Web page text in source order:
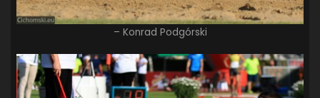
– Konrad Podgórski